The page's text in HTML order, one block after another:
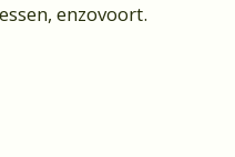
enzovoort.